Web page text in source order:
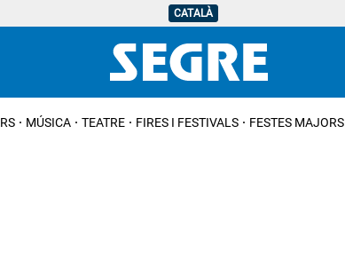
CATALÀ
MÚSICA TEATRE FIRES I FESTIVALS FESTES MAJORS